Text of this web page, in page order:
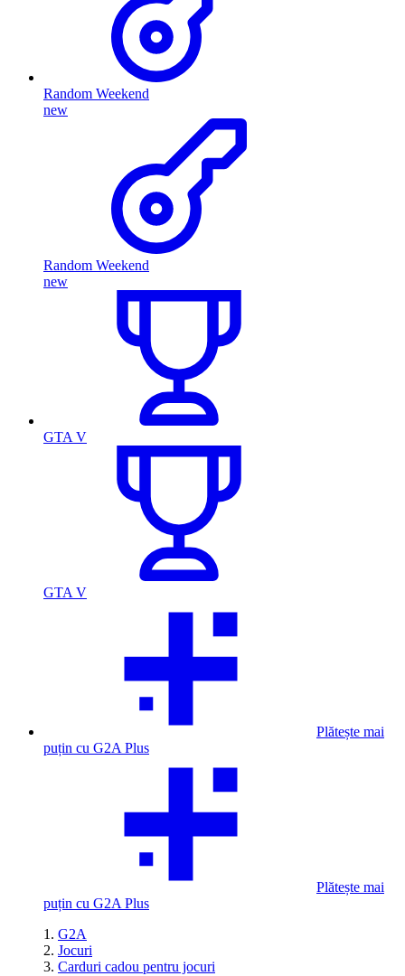
Random Weekend
new
Random Weekend
new
GTA V
GTA V
Plătește mai
puțin cu G2A Plus
Plătește mai
puțin cu G2A Plus
G2A
Jocuri
Carduri cadou pentru jocuri